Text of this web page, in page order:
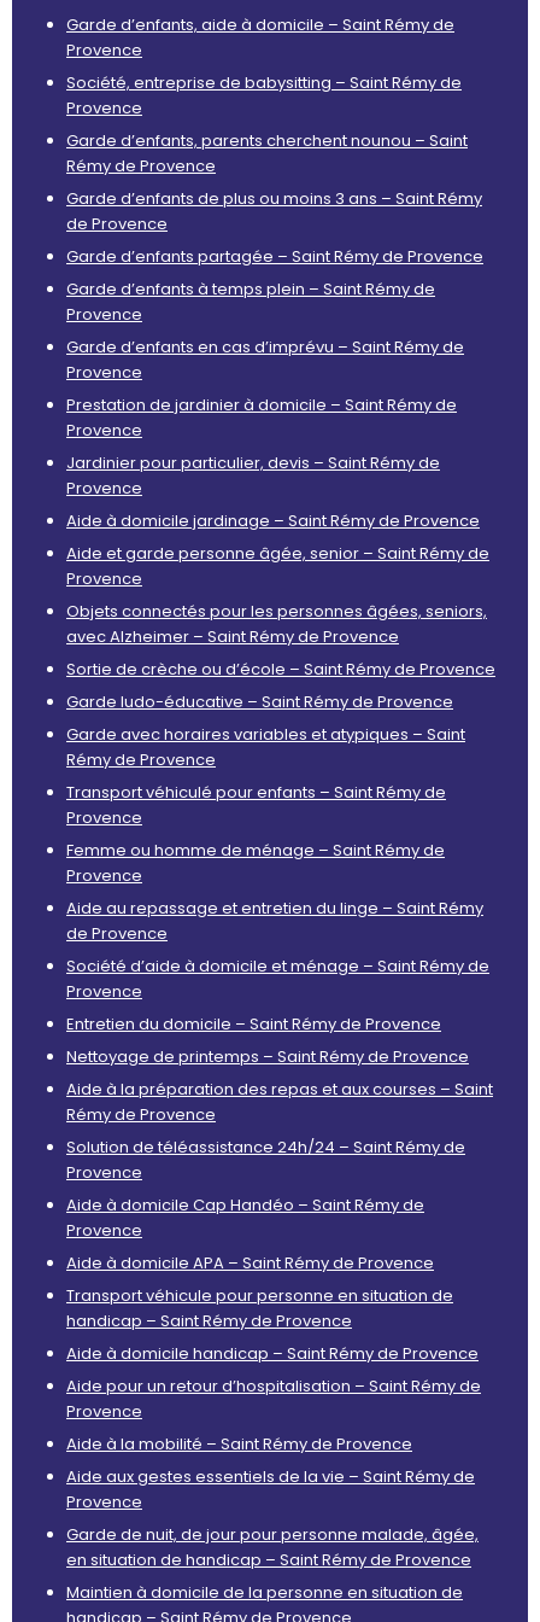
Garde d’enfants, aide à domicile – Saint Rémy de
Provence
Société, entreprise de babysitting – Saint Rémy de
Provence
Garde d’enfants, parents cherchent nounou – Saint
Rémy de Provence
Garde d’enfants de plus ou moins 3 ans – Saint Rémy
de Provence
Garde d’enfants partagée – Saint Rémy de Provence
Garde d’enfants à temps plein – Saint Rémy de
Provence
Garde d’enfants en cas d’imprévu – Saint Rémy de
Provence
Prestation de jardinier à domicile – Saint Rémy de
Provence
Jardinier pour particulier, devis – Saint Rémy de
Provence
Aide à domicile jardinage – Saint Rémy de Provence
Aide et garde personne âgée, senior – Saint Rémy de
Provence
Objets connectés pour les personnes âgées, seniors,
avec Alzheimer – Saint Rémy de Provence
Sortie de crèche ou d’école – Saint Rémy de Provence
Garde ludo-éducative – Saint Rémy de Provence
Garde avec horaires variables et atypiques – Saint
Rémy de Provence
Transport véhiculé pour enfants – Saint Rémy de
Provence
Femme ou homme de ménage – Saint Rémy de
Provence
Aide au repassage et entretien du linge – Saint Rémy
de Provence
Société d’aide à domicile et ménage – Saint Rémy de
Provence
Entretien du domicile – Saint Rémy de Provence
Nettoyage de printemps – Saint Rémy de Provence
Aide à la préparation des repas et aux courses – Saint
Rémy de Provence
Solution de téléassistance 24h/24 – Saint Rémy de
Provence
Aide à domicile Cap Handéo – Saint Rémy de
Provence
Aide à domicile APA – Saint Rémy de Provence
Transport véhicule pour personne en situation de
handicap – Saint Rémy de Provence
Aide à domicile handicap – Saint Rémy de Provence
Aide pour un retour d’hospitalisation – Saint Rémy de
Provence
Aide à la mobilité – Saint Rémy de Provence
Aide aux gestes essentiels de la vie – Saint Rémy de
Provence
Garde de nuit, de jour pour personne malade, âgée,
en situation de handicap – Saint Rémy de Provence
Maintien à domicile de la personne en situation de